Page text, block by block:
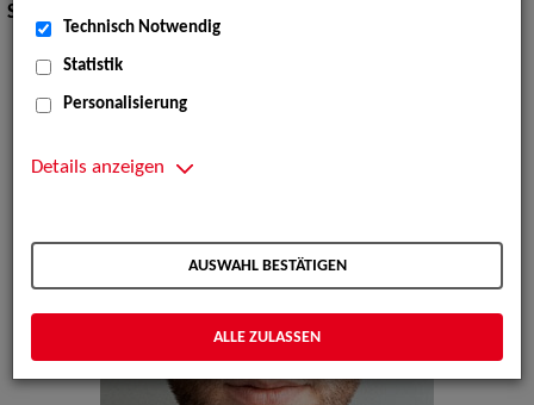
Sprachen:
Technisch Notwendig
Statistik
Personalisierung
Details anzeigen
AUSWAHL BESTÄTIGEN
ALLE ZULASSEN